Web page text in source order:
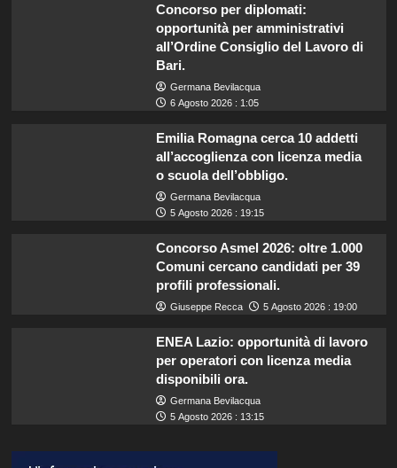
Concorso per diplomati:
opportunità per amministrativi
all’Ordine Consiglio del Lavoro di
Bari.
Germana Bevilacqua
6 Agosto 2026 : 1:05
Emilia Romagna cerca 10 addetti
all’accoglienza con licenza media
o scuola dell’obbligo.
Germana Bevilacqua
5 Agosto 2026 : 19:15
Concorso Asmel 2026: oltre 1.000
Comuni cercano candidati per 39
profili professionali.
Giuseppe Recca 5 Agosto 2026 : 19:00
ENEA Lazio: opportunità di lavoro
per operatori con licenza media
disponibili ora.
Germana Bevilacqua
5 Agosto 2026 : 13:15